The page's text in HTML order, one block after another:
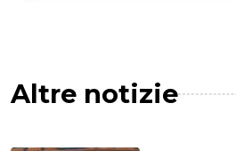
Altre notizie